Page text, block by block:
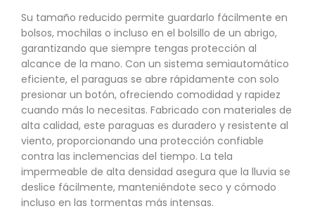
Su tamaño reducido permite guardarlo fácilmente en
bolsos, mochilas o incluso en el bolsillo de un abrigo,
garantizando que siempre tengas protección al
alcance de la mano. Con un sistema semiautomático
eficiente, el paraguas se abre rápidamente con solo
presionar un botón, ofreciendo comodidad y rapidez
cuando más lo necesitas. Fabricado con materiales de
alta calidad, este paraguas es duradero y resistente al
viento, proporcionando una protección confiable
contra las inclemencias del tiempo. La tela
impermeable de alta densidad asegura que la lluvia se
deslice fácilmente, manteniéndote seco y cómodo
incluso en las tormentas más intensas.